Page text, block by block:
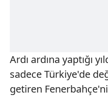
Ardı ardına yaptığı
sadece Türkiye'de
getiren